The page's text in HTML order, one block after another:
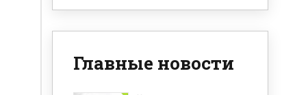
Главные новости